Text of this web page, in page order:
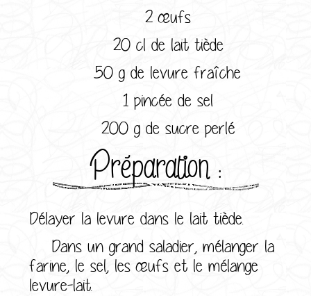
2 œufs
20 cl de lait tiède
50 g de levure fraîche
1 pincée de sel
200 g de sucre perlé
Préparation :
Délayer la levure dans le lait tiède.
Dans un grand saladier, mélanger la
farine, le sel, les œufs et le mélange
levure-lait.